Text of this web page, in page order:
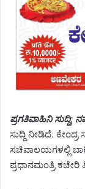
ಪ್ರಗತಿವಾಹಿನಿ ಸುದ್ದಿ;
ಸುದ್ದಿ ನೀಡಿದೆ.
ಸಚಿವಾಲಯಗಳಲ್ಲಿ ಬಾಕಿ
ಪ್ರಧಾನಮಂತ್ರಿ ಕಚೇರಿ